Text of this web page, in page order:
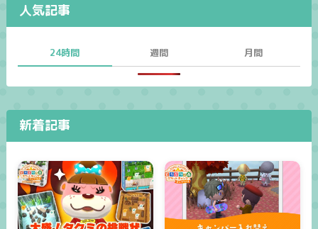
人気記事
24時間 週間 月間
新着記事